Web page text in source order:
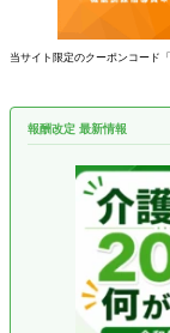
当サイト限定のクーポンコード「
報酬改定 最新情報